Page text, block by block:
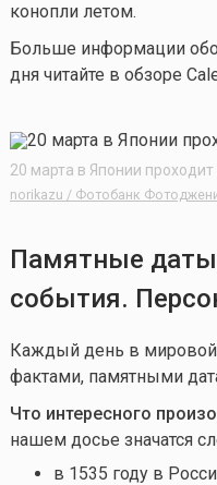
конопли летом.
Больше информации
дня читайте в обзоре
20 марта в Японии
norikazu / Фотобанк
Памятные
события.
Каждый день в мировой
фактами, памятными
Что интересного
нашем досье значатся
в 1535 году в